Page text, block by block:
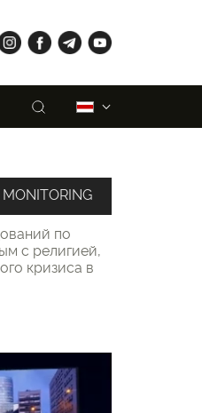
fb tg yt
по
с религией,
кризиса в
MONITORING